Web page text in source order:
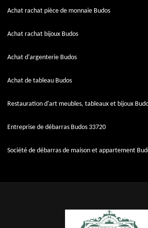
Achat rachat pièce de monnaie Budos
Achat rachat bijoux Budos
Achat d'argenterie Budos
Achat de tableau Budos
Restauration d'art meubles, tableaux et bijoux
Entreprise de débarras Budos 33720
Société de débarras de maison et appartement